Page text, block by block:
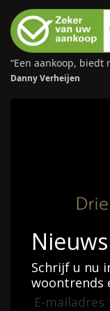
“Een aankoop, biedt
Danny Verheijen
Schrijf u nu
woontrends
E-mailadres